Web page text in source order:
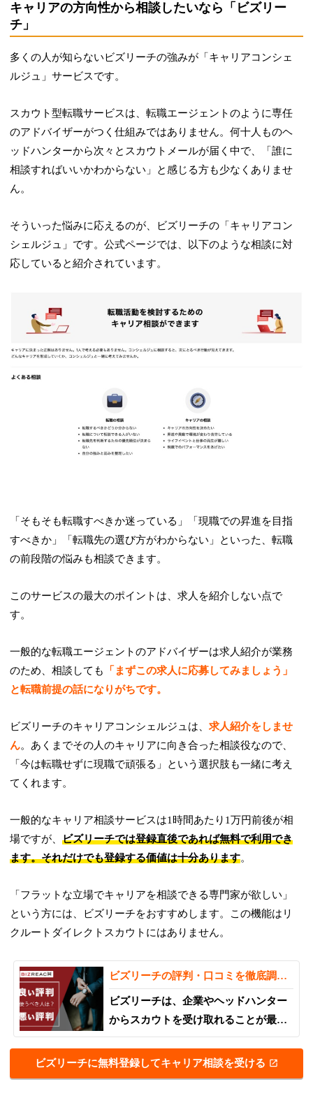
高いという良い評判がある一方、全体
ある。
キャリアの方向性から相談したいなら「ビズリー
チ」
多くの人が知らないビズリーチの強みが「キャリアコンシェ
ルジュ」サービスです。
スカウト型転職サービスは、転職エージェントのように専任
のアドバイザーがつく仕組みではありません。何十人ものヘ
ッドハンターから次々とスカウトメールが届く中で、「誰に
相談すればいいかわからない」と感じる方も少なくありませ
ん。
そういった悩みに応えるのが、ビズリーチの「キャリアコン
シェルジュ」です。公式ページでは、以下のような相談に対
応していると紹介されています。
「そもそも転職すべきか迷っている」「現職での昇進を目指
すべきか」「転職先の選び方がわからない」といった、転職
の前段階の悩みも相談できます。
このサービスの最大のポイントは、求人を紹介しない点で
す。
一般的な転職エージェントのアドバイザーは求人紹介が業務
のため、相談しても
「まずこの求人に応募してみましょう」
と転職前提の話になりがちです。
ビズリーチのキャリアコンシェルジュは、求人紹介をしませ
ん。あくまでその人のキャリアに向き合った相談役なので、
「今は転職せずに現職で頑張る」という選択肢も一緒に考え
てくれます。
一般的なキャリア相談サービスは1時間あたり1万円前後が相
場ですが、ビズリーチでは登録直後であれば無料で利用でき
ます。それだけでも登録する価値は十分あります。
「フラットな立場でキャリアを相談できる専門家が欲しい」
という方には、ビズリーチをおすすめします。この機能はリ
クルートダイレクトスカウトにはありません。
ビズリーチの評判・口コミを徹底調査
｜実際に使って感じたメリット・デメ
リット
ビズリーチは、企業やヘッドハンター
からスカウトを受け取れることが最大
の特徴。この記事では、筆者藤井
（35）が実際にビズリーチを使ってみ
た体験談を掲載。その他、向いている
ビズリーチに無料登録してキャリア相談を受ける